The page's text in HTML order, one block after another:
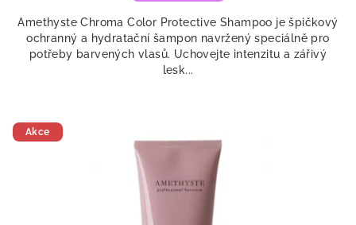
Amethyste Chroma Color Protective Shampoo je špičkový
ochranný a hydratační šampon navržený speciálně pro
potřeby barvených vlasů. Uchovejte intenzitu a zářivý
lesk...
Akce